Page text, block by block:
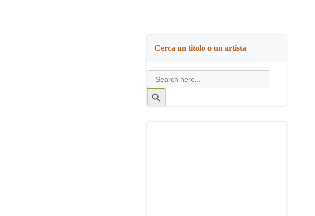
Cerca un titolo o un artista
Search
for:
Search
Button